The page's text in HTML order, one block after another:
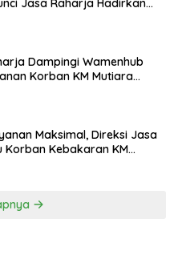
Jasa Raharja Hadirkan
Dampingi Wamenhub
Korban KM Mutiara
Maksimal, Direksi Jasa
Korban Kebakaran KM